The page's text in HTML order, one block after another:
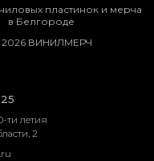
ти летия
2
пластинок и мерча
в Белгороде
ВИНИЛМЕРЧ